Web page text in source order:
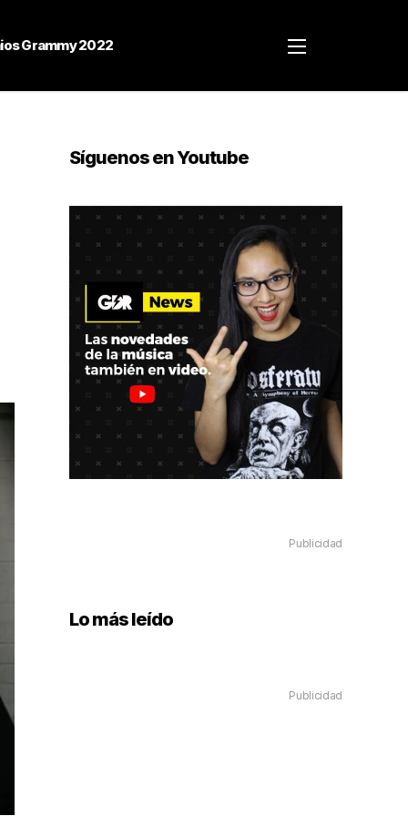
Grammy 2022
Síguenos en Youtube
Publicidad
Lo más leído
Publicidad